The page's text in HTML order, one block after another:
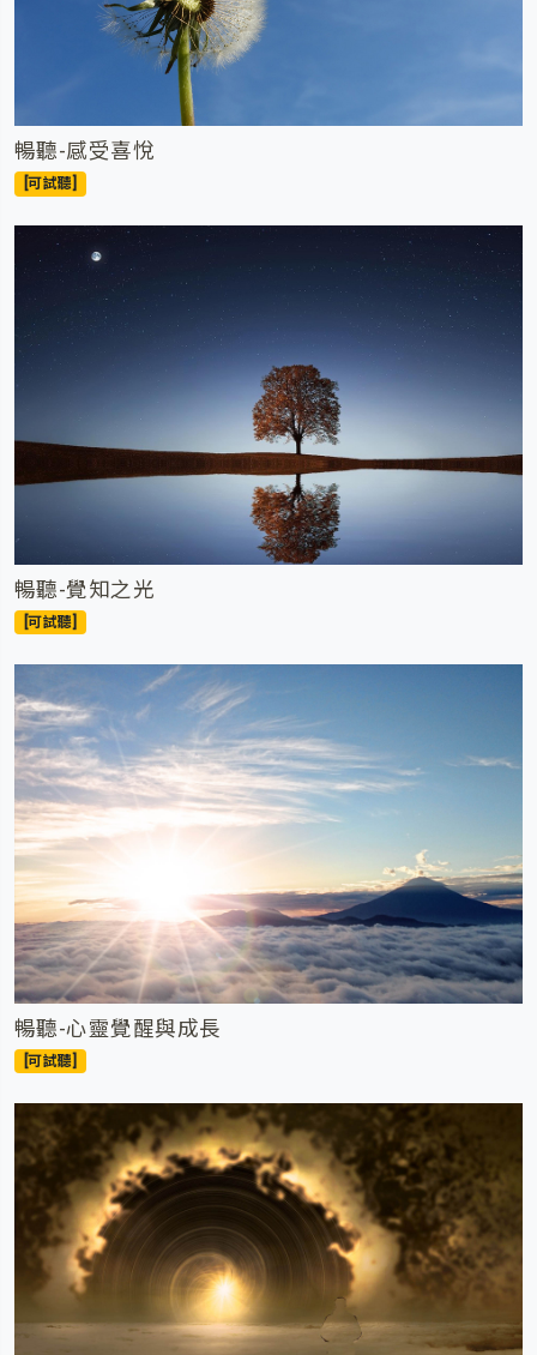
暢聽-感受喜悅
[可試聽]
暢聽-覺知之光
[可試聽]
暢聽-心靈覺醒與成長
[可試聽]